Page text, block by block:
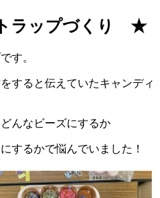
ラップづくり ★
す。
すると伝えていたキャンディ
んなビーズにするか
するかで悩んでいました！